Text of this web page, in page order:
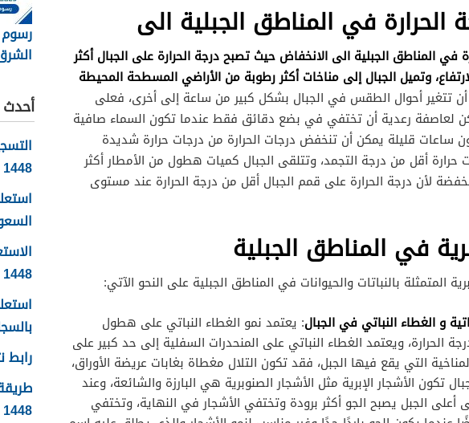
الحرارة في المناطق الجبلية الى
في المناطق الجبلية الى الانخفاض حيث تصبح درجة الحرارة على الجبال أكثر
وتميل الجبال إلى مناخات أكثر رطوبة من الأراضي المسطحة المحيطة
تتغير أحوال الطقس في الجبال بشكل كبير من ساعة إلى أخرى، فعلى
لعاصفة رعدية أن تختفي في بضع دقائق فقط عندما تكون السماء صافية
ساعات قليلة يمكن أن تنخفض درجات الحرارة من درجات حرارة شديدة
حرارة أقل من درجة التجمد، وتتلقى الجبال كميات هطول من الأمطار أكثر
لأن درجة الحرارة على قمم الجبال أقل من درجة الحرارة عند مستوى
في المناطق الجبلية
المتمثلة بالنباتات والحيوانات في المناطق الجبلية على النحو الآتي:
و الغطاء النباتي في الجبال: يعتمد نمو الغطاء النباتي على هطول
الحرارة، ويعتمد الغطاء النباتي على المنحدرات السفلية إلى حد كبير على
التي يقع فيها الجبل، فقد تكون التلال مغطاة بغابات عريضة الأوراق،
تكون الأشجار الإبرية مثل الأشجار الصنوبرية هي البارزة والشائعة، وعند
أعلى الجبل يصبح الجو أكثر برودة وتختفي الأشجار في النهاية، وتختفي
رسوم
أحدث
1448
السعودية 1448
1448
رابط
1448